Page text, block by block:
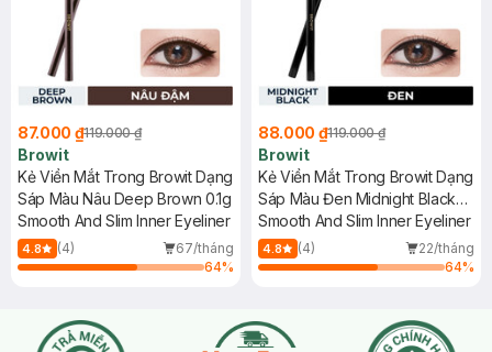
87.000 ₫119.000 ₫
Browit
Kẻ Viền Mắt Trong Browit Dạng
Sáp Màu Nâu Deep Brown 0.1g
Smooth And Slim Inner Eyeliner
4.8 (4)
67/tháng
64%
88.000 ₫119.000 ₫
Browit
Kẻ Viền Mắt Trong Browit Dạng
Sáp Màu Đen Midnight Black
0.1g
Smooth And Slim Inner Eyeliner
4.8 (4)
22/tháng
64%